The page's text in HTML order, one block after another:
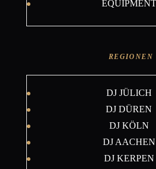
EQUIPMENT
REGIONEN
DJ JÜLICH
DJ DÜREN
DJ KÖLN
DJ AACHEN
DJ KERPEN